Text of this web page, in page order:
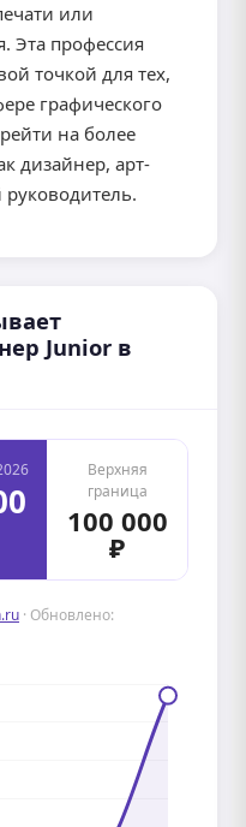
или
Эта профессия
точкой для тех,
графического
на более
дизайнер, арт-
Junior в
Верхняя
граница
100 000
₽
· Обновлено: